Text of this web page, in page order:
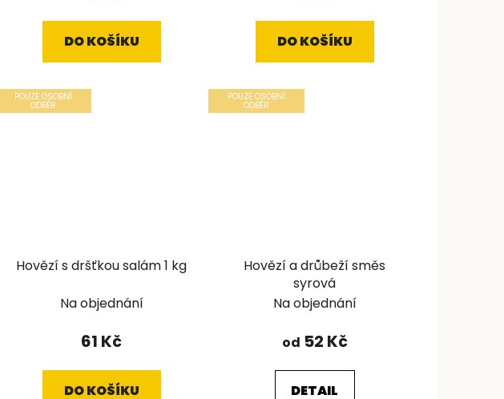
DO KOŠÍKU DO KOŠÍKU
POUZE OSOBNÍ
ODBĚR
Hovězí s dršťkou salám 1 kg
Na objednání
61 Kč
DO KOŠÍKU
POUZE OSOBNÍ
ODBĚR
Hovězí a drůbeží směs
syrová
Na objednání
od 52 Kč
DETAIL